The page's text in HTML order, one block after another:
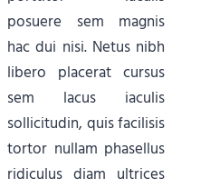
posuere sem magnis
hac dui nisi. Netus nibh
libero placerat cursus
sem lacus iaculis
sollicitudin, quis facilisis
tortor nullam phasellus
ridiculus diam ultrices